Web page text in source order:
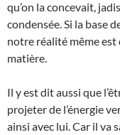
qu’on la concevait,
condensée. Si la base
notre réalité même est
matière.
Il y est dit aussi que
projeter de l’énergie
ainsi avec lui. Car il va